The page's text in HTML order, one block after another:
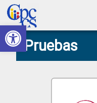
Abrir barra de herramientas
Skip
to
primary
navigation
Skip
to
main
content
Skip
to
primary
sidebar
Skip
to
footer
Consejo
de
Ciudadana
Construyendo
Poder
Ciudadano
Pruebas